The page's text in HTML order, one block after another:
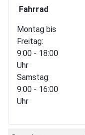
Fahrrad
Montag bis
Freitag:
9:00 - 18:00
Uhr
Samstag:
9:00 - 16:00
Uhr